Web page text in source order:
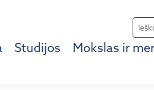
Studijos Mokslas ir